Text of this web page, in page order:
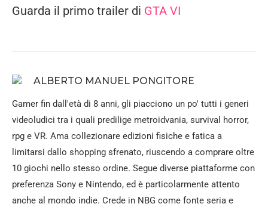
Guarda il primo trailer di GTA VI
ALBERTO MANUEL PONGITORE
Gamer fin dall'età di 8 anni, gli piacciono un po' tutti i generi
videoludici tra i quali predilige metroidvania, survival horror,
rpg e VR. Ama collezionare edizioni fisiche e fatica a
limitarsi dallo shopping sfrenato, riuscendo a comprare oltre
10 giochi nello stesso ordine. Segue diverse piattaforme con
preferenza Sony e Nintendo, ed è particolarmente attento
anche al mondo indie. Crede in NBG come fonte seria e